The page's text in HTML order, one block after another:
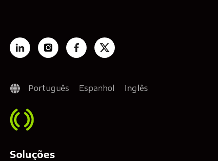
Português Espanhol Inglês
Soluções